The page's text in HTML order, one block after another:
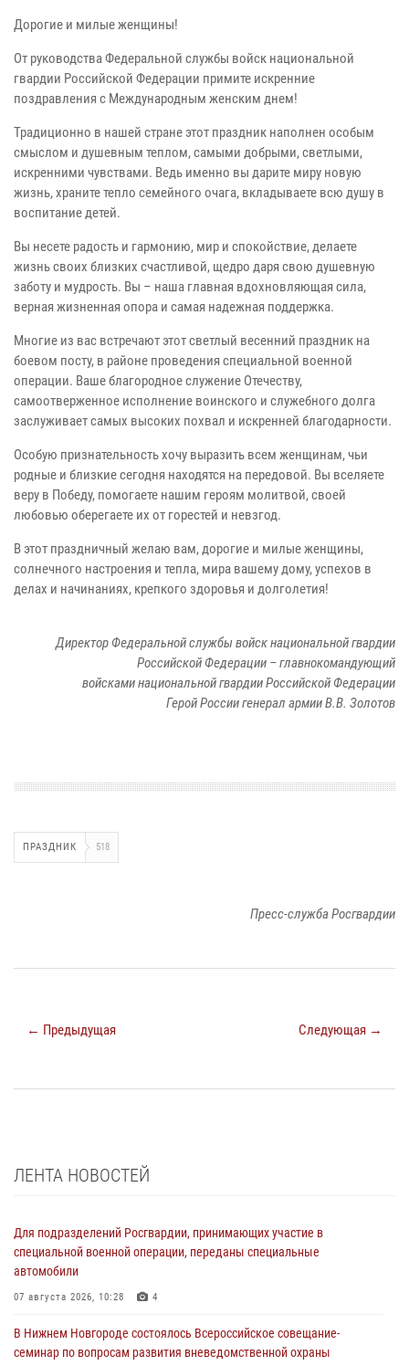
Дорогие и милые женщины!
От руководства Федеральной службы войск национальной
гвардии Российской Федерации примите искренние
поздравления с Международным женским днем!
Традиционно в нашей стране этот праздник наполнен особым
смыслом и душевным теплом, самыми добрыми, светлыми,
искренними чувствами. Ведь именно вы дарите миру новую
жизнь, храните тепло семейного очага, вкладываете всю душу в
воспитание детей.
Вы несете радость и гармонию, мир и спокойствие, делаете
жизнь своих близких счастливой, щедро даря свою душевную
заботу и мудрость. Вы – наша главная вдохновляющая сила,
верная жизненная опора и самая надежная поддержка.
Многие из вас встречают этот светлый весенний праздник на
боевом посту, в районе проведения специальной военной
операции. Ваше благородное служение Отечеству,
самоотверженное исполнение воинского и служебного долга
заслуживает самых высоких похвал и искренней благодарности.
Особую признательность хочу выразить всем женщинам, чьи
родные и близкие сегодня находятся на передовой. Вы вселяете
веру в Победу, помогаете нашим героям молитвой, своей
любовью оберегаете их от горестей и невзгод.
В этот праздничный желаю вам, дорогие и милые женщины,
солнечного настроения и тепла, мира вашему дому, успехов в
делах и начинаниях, крепкого здоровья и долголетия!
Директор Федеральной службы войск национальной гвардии
Российской Федерации – главнокомандующий
войсками национальной гвардии Российской Федерации
Герой России генерал армии В.В. Золотов
ПРАЗДНИК 518
Пресс-служба Росгвардии
← Предыдущая Следующая →
ЛЕНТА НОВОСТЕЙ
Для подразделений Росгвардии, принимающих участие в
специальной военной операции, переданы специальные
автомобили
07 августа 2026, 10:28 4
В Нижнем Новгороде состоялось Всероссийское совещание-
семинар по вопросам развития вневедомственной охраны